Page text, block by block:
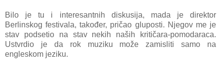
Bilo je tu i interesantnih diskusija, mada je direktor
Berlinskog festivala, također, pričao gluposti. Njegov me je
stav podsetio na stav nekih naših kritičara-pomodaraca.
Ustvrdio je da rok muziku može zamisliti samo na
engleskom jeziku.